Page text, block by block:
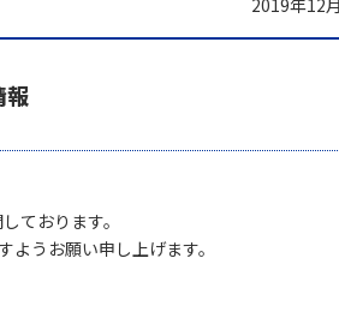
2019年12
報
ております。
うお願い申し上げます。